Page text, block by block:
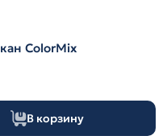
ColorMix
В корзину